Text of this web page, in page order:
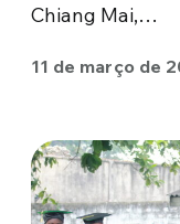
Chiang Mai,…
11 de março de